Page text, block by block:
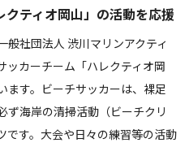
ティオ岡山」の活動を応援
社団法人 渋川マリンアクティ
ッカーチーム「ハレクティオ岡
ます。ビーチサッカーは、裸足
ず海岸の清掃活動（ビーチクリ
です。大会や日々の練習等の活動